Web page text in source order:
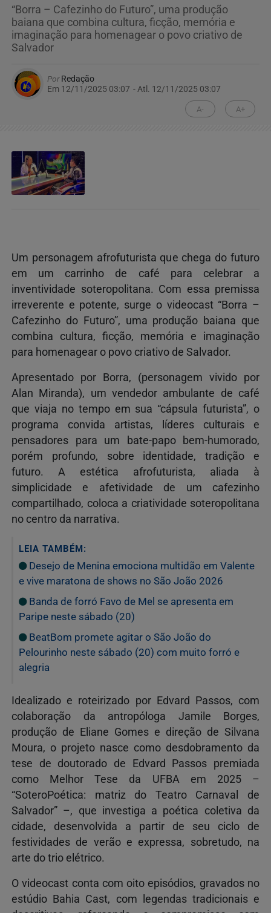
“Borra – Cafezinho do Futuro”, uma produção
baiana que combina cultura, ficção, memória e
imaginação para homenagear o povo criativo de
Salvador
PorRedação
Em 12/11/2025 03:07 - Atl. 12/11/2025 03:07
A- A+
Um personagem afrofuturista que chega do futuro
em um carrinho de café para celebrar a
inventividade soteropolitana. Com essa premissa
irreverente e potente, surge o videocast “Borra –
Cafezinho do Futuro”, uma produção baiana que
combina cultura, ficção, memória e imaginação
para homenagear o povo criativo de Salvador.
Apresentado por Borra, (personagem vivido por
Alan Miranda), um vendedor ambulante de café
que viaja no tempo em sua “cápsula futurista”, o
programa convida artistas, líderes culturais e
pensadores para um bate-papo bem-humorado,
porém profundo, sobre identidade, tradição e
futuro. A estética afrofuturista, aliada à
simplicidade e afetividade de um cafezinho
compartilhado, coloca a criatividade soteropolitana
no centro da narrativa.
LEIA TAMBÉM:
Desejo de Menina emociona multidão em Valente
e vive maratona de shows no São João 2026
Banda de forró Favo de Mel se apresenta em
Paripe neste sábado (20)
BeatBom promete agitar o São João do
Pelourinho neste sábado (20) com muito forró e
alegria
Idealizado e roteirizado por Edvard Passos, com
colaboração da antropóloga Jamile Borges,
produção de Eliane Gomes e direção de Silvana
Moura, o projeto nasce como desdobramento da
tese de doutorado de Edvard Passos premiada
como Melhor Tese da UFBA em 2025 –
“SoteroPoética: matriz do Teatro Carnaval de
Salvador” –, que investiga a poética coletiva da
cidade, desenvolvida a partir de seu ciclo de
festividades de verão e expressa, sobretudo, na
arte do trio elétrico.
O videocast conta com oito episódios, gravados no
estúdio Bahia Cast, com legendas tradicionais e